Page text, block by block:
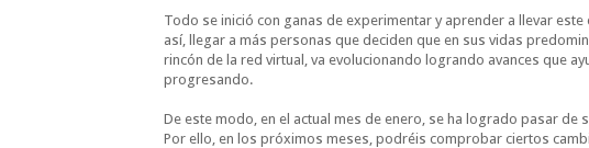
Todo se inició con ganas de experimentar y aprender a llevar
así, llegar a más personas que deciden que en sus vidas
rincón de la red virtual, va evolucionando logrando avances que
progresando.
De este modo, en el actual mes de enero, se ha logrado pasar
Por ello, en los próximos meses, podréis comprobar ciertos